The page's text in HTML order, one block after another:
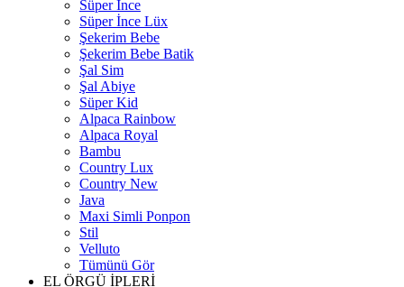
Süper İnce
Süper İnce Lüx
Şekerim Bebe
Şekerim Bebe Batik
Şal Sim
Şal Abiye
Süper Kid
Alpaca Rainbow
Alpaca Royal
Bambu
Country Lux
Country New
Java
Maxi Simli Ponpon
Stil
Velluto
Tümünü Gör
EL ÖRGÜ İPLERİ